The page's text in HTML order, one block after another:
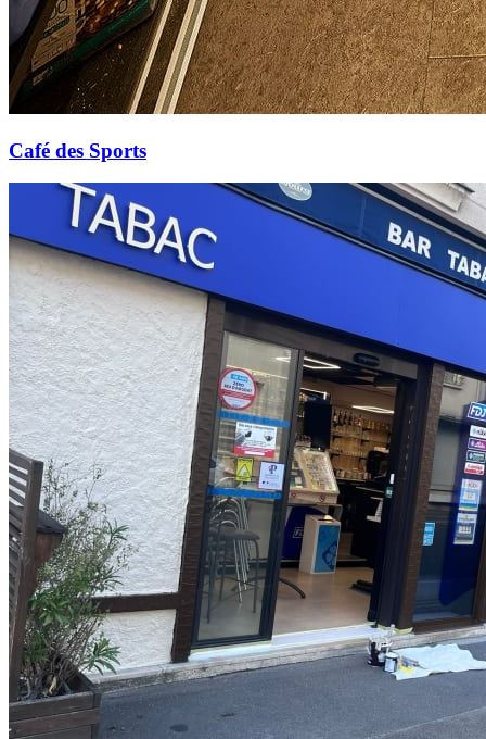
Café des Sports